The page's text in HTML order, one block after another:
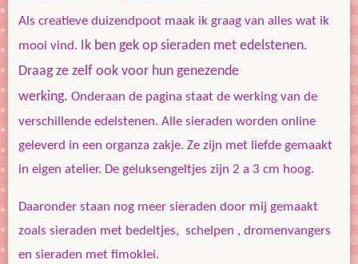
Als creatieve duizendpoot maak ik graag van alles wat ik
mooi vind. Ik ben gek op sieraden met edelstenen.
Draag ze zelf ook voor hun genezende
werking. Onderaan de pagina staat de werking van de
verschillende edelstenen. Alle sieraden worden online
geleverd in een organza zakje. Ze zijn met liefde gemaakt
in eigen atelier. De geluksengeltjes zijn 2 a 3 cm hoog.
Daaronder staan nog meer sieraden door mij gemaakt
zoals sieraden met bedeltjes, schelpen , dromenvangers
en sieraden met fimoklei.